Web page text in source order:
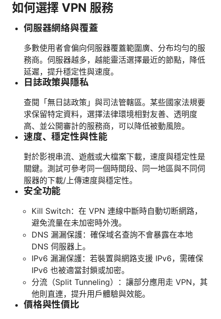
如何選擇 VPN 服務
伺服器網絡與覆蓋
多數使用者會偏向伺服器覆蓋範圍廣、分布均勻的服
務商。伺服器越多，越能靈活選擇最近的節點，降低
延遲，提升穩定性與速度。
日誌政策與隱私
查閱「無日誌政策」與司法管轄區。某些國家法規要
求保留特定資料，選擇法律環境相對友善、透明度
高、並公開審計的服務商，可以降低被動風險。
速度、穩定性與性能
對於影視串流、遊戲或大檔案下載，速度與穩定性是
關鍵。測試可參考同一個時間段、同一地區與不同伺
服器的下載/上傳速度與穩定性。
安全功能
Kill Switch：在 VPN 連線中斷時自動切断網路，
避免流量在未加密時外洩。
DNS 漏漏保護：確保域名查詢不會暴露在本地
DNS 伺服器上。
IPv6 漏漏保護：若裝置與網路支援 IPv6，需確保
IPv6 也被適當封鎖或加密。
分流（Split Tunneling）：讓部分應用走 VPN，其
他則直連，提升用戶體驗與效能。
價格與性價比